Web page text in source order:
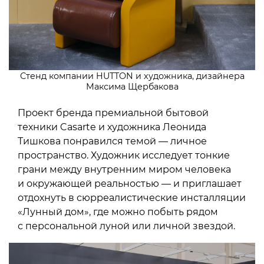
Стенд компании HUTTON и художника, дизайнера
Максима Щербакова
Проект бренда премиальной бытовой
техники Casarte и художника Леонида
Тишкова понравился темой — личное
пространство. Художник исследует тонкие
грани между внутренним миром человека
и окружающей реальностью — и приглашает
отдохнуть в сюрреалистические инсталляции
«Лунный дом», где можно побыть рядом
с персональной луной или личной звездой.